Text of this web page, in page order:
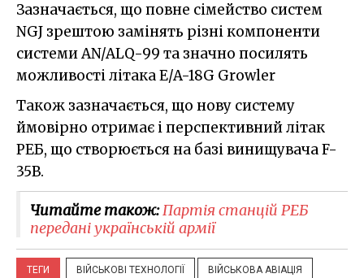
Зазначається, що повне сімейство систем
NGJ зрештою замінять різні компоненти
системи AN/ALQ-99 та значно посилять
можливості літака E/A-18G Growler
Також зазначається, що нову систему
ймовірно отримає і перспективний літак
РЕБ, що створюється на базі винищувача F-
35В.
Читайте також:Партія станцій РЕБ
передані українській армії
ТЕГИ ВІЙСЬКОВІ ТЕХНОЛОГІЇ ВІЙСЬКОВА АВІАЦІЯ